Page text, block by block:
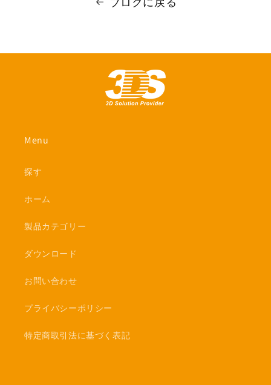
Menu
探す
ホーム
製品カテゴリー
ダウンロード
お問い合わせ
プライバシーポリシー
特定商取引法に基づく表記